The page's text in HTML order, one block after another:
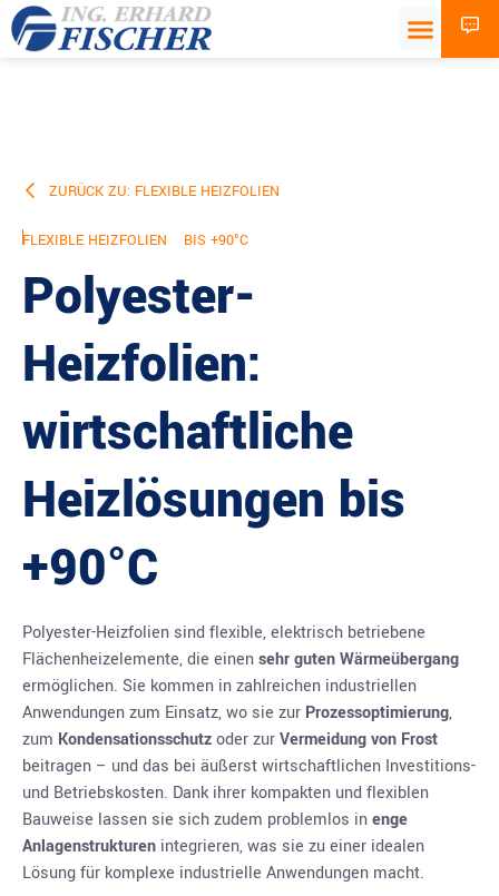
ZURÜCK ZU: FLEXIBLE HEIZFOLIEN
FLEXIBLE HEIZFOLIEN BIS +90°C
Polyester-
Heizfolien:
wirtschaftliche
Heizlösungen bis
+90°C
Polyester-Heizfolien sind flexible, elektrisch betriebene
Flächenheizelemente, die einensehr guten Wärmeübergang
ermöglichen. Sie kommen in zahlreichen industriellen
Anwendungen zum Einsatz, wo sie zur Prozessoptimierung,
zum Kondensationsschutzoder zurVermeidung von Frost
beitragen – und das bei äußerst wirtschaftlichen Investitions-
und Betriebskosten. Dank ihrer kompakten und flexiblen
Bauweise lassen sie sich zudem problemlos inenge
Anlagenstrukturen integrieren, was sie zu einer idealen
Lösung für komplexe industrielle Anwendungen macht.